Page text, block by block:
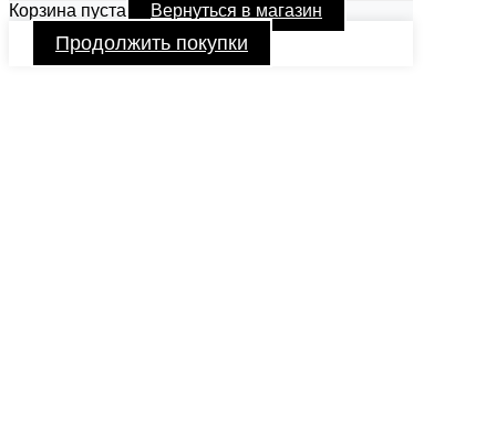
Корзина пуста Вернуться в магазин
Продолжить покупки